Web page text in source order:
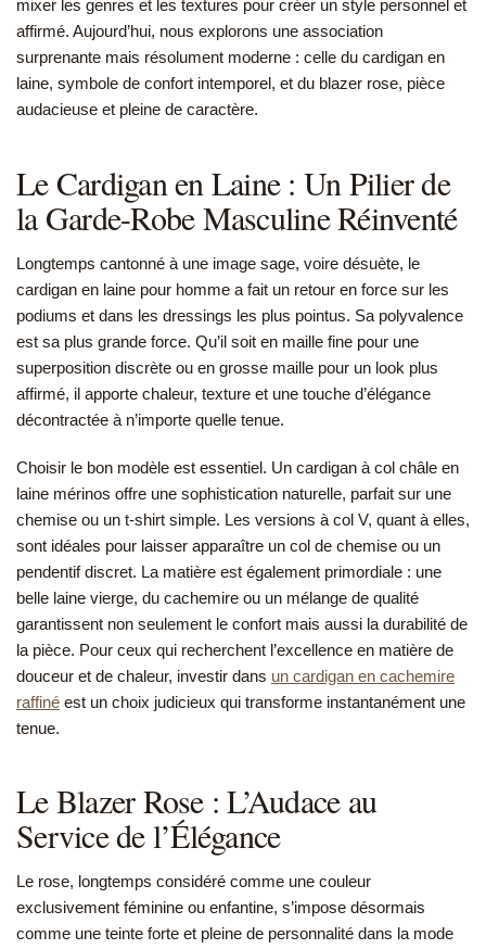
mixer les genres et les textures pour créer un style personnel et
affirmé. Aujourd’hui, nous explorons une association
surprenante mais résolument moderne : celle du cardigan en
laine, symbole de confort intemporel, et du blazer rose, pièce
audacieuse et pleine de caractère.
Le Cardigan en Laine : Un Pilier de
la Garde-Robe Masculine Réinventé
Longtemps cantonné à une image sage, voire désuète, le
cardigan en laine pour homme a fait un retour en force sur les
podiums et dans les dressings les plus pointus. Sa polyvalence
est sa plus grande force. Qu’il soit en maille fine pour une
superposition discrète ou en grosse maille pour un look plus
affirmé, il apporte chaleur, texture et une touche d’élégance
décontractée à n’importe quelle tenue.
Choisir le bon modèle est essentiel. Un cardigan à col châle en
laine mérinos offre une sophistication naturelle, parfait sur une
chemise ou un t-shirt simple. Les versions à col V, quant à elles,
sont idéales pour laisser apparaître un col de chemise ou un
pendentif discret. La matière est également primordiale : une
belle laine vierge, du cachemire ou un mélange de qualité
garantissent non seulement le confort mais aussi la durabilité de
la pièce. Pour ceux qui recherchent l’excellence en matière de
douceur et de chaleur, investir dans un cardigan en cachemire
raffiné est un choix judicieux qui transforme instantanément une
tenue.
Le Blazer Rose : L’Audace au
Service de l’Élégance
Le rose, longtemps considéré comme une couleur
exclusivement féminine ou enfantine, s’impose désormais
comme une teinte forte et pleine de personnalité dans la mode